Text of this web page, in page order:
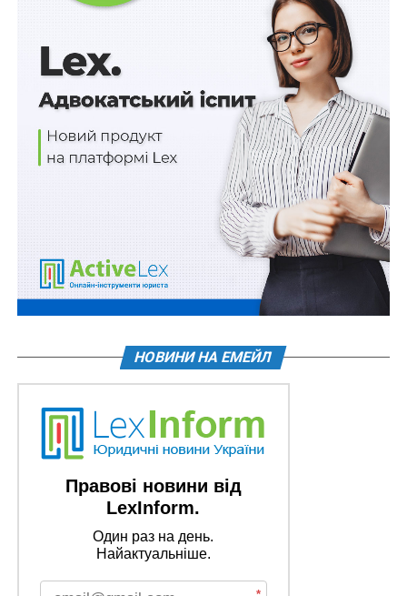
ВОЄННИЙ СТАН
НКЦПФР
РЕЄСТРАЦІЯ ДОКУМЕНТІВ
ЦІННІ ПАПЕРИ
Придбане майно не можна буде продати
Заяву про пошкоджене (знищене) майно можна
подати через ЦНАП чи нотаріуса
НОВИНИ НА ЕМЕЙЛ
Правові новини від
LexInform.
Один раз на день.
Найактуальніше.